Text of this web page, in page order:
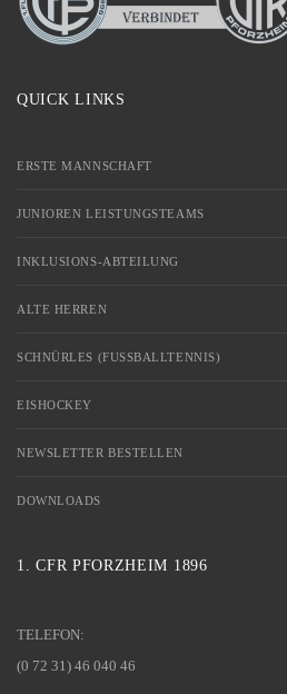
QUICK LINKS
ERSTE MANNSCHAFT
JUNIOREN LEISTUNGSTEAMS
INKLUSIONS-ABTEILUNG
ALTE HERREN
SCHNÜRLES (FUSSBALLTENNIS)
EISHOCKEY
NEWSLETTER BESTELLEN
DOWNLOADS
1. CFR PFORZHEIM 1896
TELEFON:
(0 72 31) 46 040 46